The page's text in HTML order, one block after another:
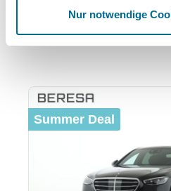
Nur notwendige
Das könnte
Summer Deal